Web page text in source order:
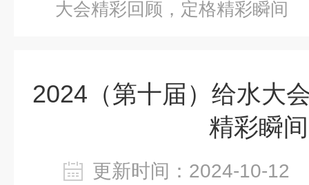
大会精彩回顾，定格精彩瞬间
2024（第十届）给水大
精彩瞬间
更新时间：2024-10-